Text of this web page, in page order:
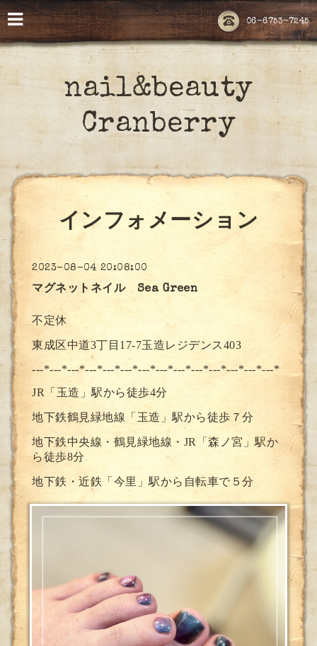
06-6753-7245
nail&beauty
Cranberry
インフォメーション
2023-08-04 20:08:00
マグネットネイル Sea Green
不定休
東成区中道3丁目17-7玉造レジデンス403
---*---*---*---*---*---*---*---*---*---*---*---*---*---*
JR「玉造」駅から徒歩4分
地下鉄鶴見緑地線「玉造」駅から徒歩７分
地下鉄中央線・鶴見緑地線・JR「森ノ宮」駅か
ら徒歩8分
地下鉄・近鉄「今里」駅から自転車で５分